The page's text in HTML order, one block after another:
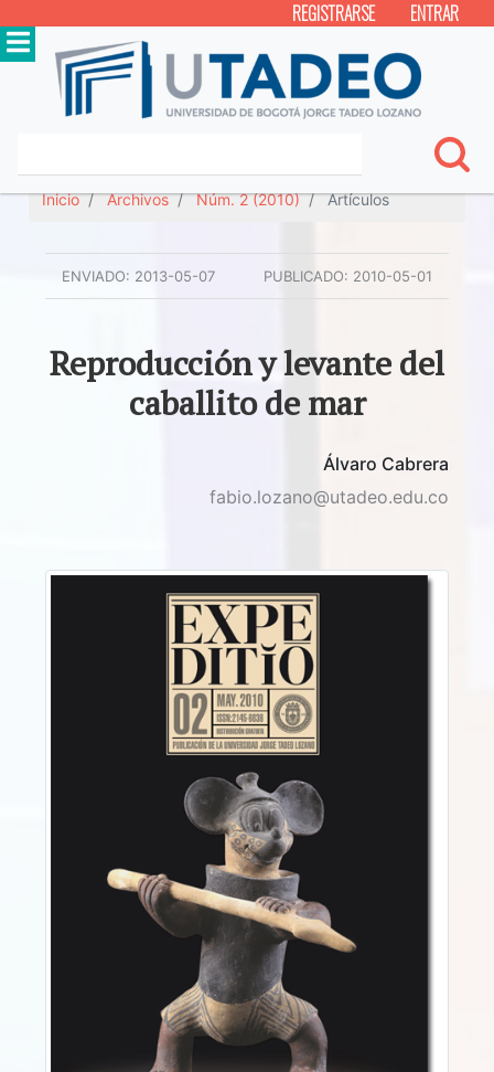
REGISTRARSE ENTRAR
Inicio Archivos Núm. 2 (2010) Artículos
ENVIADO: 2013-05-07 PUBLICADO: 2010-05-01
Reproducción y levante del
caballito de mar
Álvaro Cabrera
fabio.lozano@utadeo.edu.co